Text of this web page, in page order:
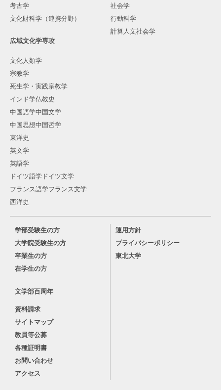
考古学
文化財科学（連携分野）
社会学
行動科学
計算人文社会学
広域文化学専攻
文化人類学
宗教学
死生学・実践宗教学
インド学仏教史
中国語学中国文学
中国思想中国哲学
東洋史
英文学
英語学
ドイツ語学ドイツ文学
フランス語学フランス文学
西洋史
学部受験生の方
大学院受験生の方
卒業生の方
在学生の方
文学部百周年
資料請求
サイトマップ
教員等公募
各種証明書
お問い合わせ
アクセス
運用方針
プライバシーポリシー
東北大学